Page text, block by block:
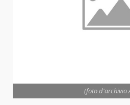
(foto d'archivio